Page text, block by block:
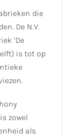
die
De N.V.
‘De
is tot op
zowel
als